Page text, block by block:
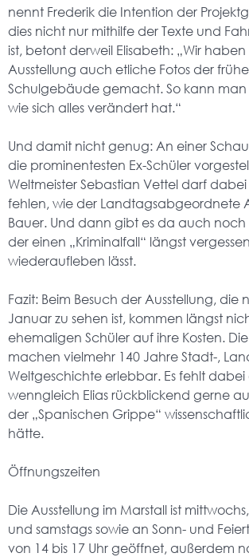
nennt Frederik die Intention der
dies nicht nur mithilfe der Texte und
ist, betont derweil Elisabeth: „Wir
Ausstellung auch etliche Fotos der
Schulgebäude gemacht. So kann
wie sich alles verändert hat.“
Und damit nicht genug: An einer
die prominentesten Ex-Schüler
Weltmeister Sebastian Vettel darf
fehlen, wie der Landtagsabgeordnete
Bauer. Und dann gibt es da auch
der einen „Kriminalfall“ längst
wiederaufleben lässt.
Fazit: Beim Besuch der Ausstellung, die
Januar zu sehen ist, kommen längst
ehemaligen Schüler auf ihre Kosten.
machen vielmehr 140 Jahre Stadt-,
Weltgeschichte erlebbar. Es fehlt dabei
wenngleich Elias rückblickend gerne
der „Spanischen Grippe“
hätte.
Öffnungszeiten
Die Ausstellung im Marstall ist
und samstags sowie an Sonn- und
von 14 bis 17 Uhr geöffnet, außerdem